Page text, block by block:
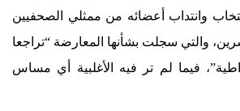
وانتداب أعضائه من ممثلي الصحفيين
والتي سجلت بشأنها المعارضة “تراجعا
فيما لم تر فيه الأغلبية أي مساس